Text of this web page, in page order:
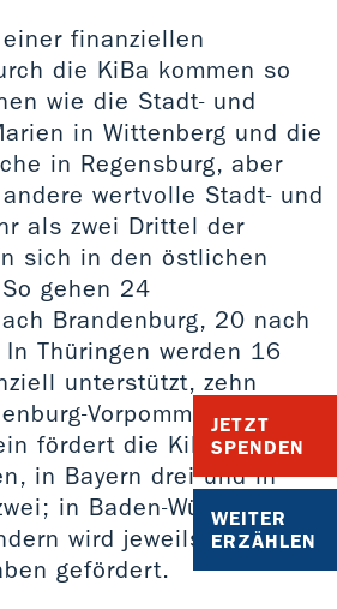
JETZT
SPENDEN
WEITER
ERZÄHLEN
finanziellen
die KiBa kommen so
wie die Stadt- und
in Wittenberg und die
in Regensburg, aber
wertvolle Stadt- und
als zwei Drittel der
sich in den östlichen
gehen 24
Brandenburg, 20 nach
Thüringen werden 16
unterstützt, zehn
Vorpommern. In
fördert die KiBa 2013
in Bayern drei und in
in Baden-Württemberg
wird jeweils ein
gefördert.